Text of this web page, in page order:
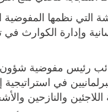
التي نظمها المفوضية
وإدارة الكوارث
رئيس مفوضية
في
اللاجئين والنازحين